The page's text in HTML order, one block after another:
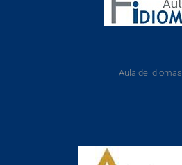
Aula de idiomas